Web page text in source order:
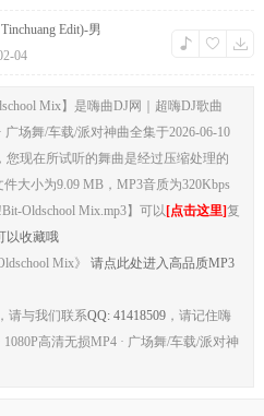
Edit)-男
04
Mix】是嗨曲DJ网｜超嗨DJ歌曲
广场舞/车载/派对神曲全集于2026-06-10
您现在所试听的舞曲是经过压缩处理的
大小为9.09 MB，MP3音质为320Kbps
Oldschool Mix.mp3】可以 [点击这里]复
以收藏哦
Mix》 请点此处进入高品质MP3
请与我们联系QQ: 41418509，请记住嗨
高清无损MP4 · 广场舞/车载/派对神